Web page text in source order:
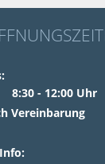
8:30 - 12:00 Uhr
Vereinbarung